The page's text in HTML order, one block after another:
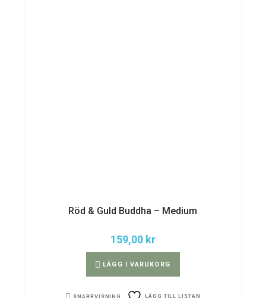
Röd & Guld Buddha – Medium
159,00 kr
LÄGG I VARUKORG
LÄGG TILL LISTAN